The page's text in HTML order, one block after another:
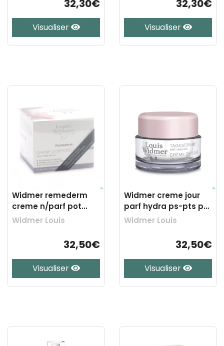
32,30€
Visualiser
32,30€
Visualiser
Widmer remederm
creme n/parf pot
250ml
Widmer Louis
32,50€
Visualiser
Widmer creme jour
parf hydra ps-pts pot
50ml
Widmer Louis
32,50€
Visualiser